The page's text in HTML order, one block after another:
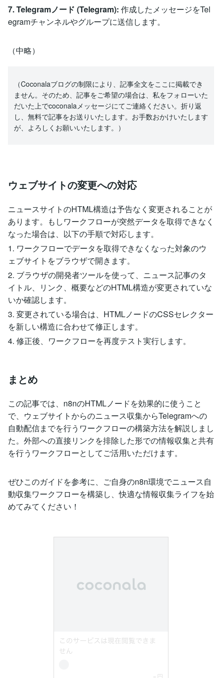
7. Telegramノード (Telegram): 作成したメッセージをTel
egramチャンネルやグループに送信します。
（中略）
（Coconalaブログの制限により、記事全文をここに掲載でき
ません。そのため、記事をご希望の場合は、私をフォローいた
だいた上でcoconalaメッセージにてご連絡ください。折り返
し、無料で記事をお送りいたします。お手数おかけいたします
が、よろしくお願いいたします。）
ウェブサイトの変更への対応
ニュースサイトのHTML構造は予告なく変更されることが
あります。もしワークフローが突然データを取得できなく
なった場合は、以下の手順で対応します。
1. ワークフローでデータを取得できなくなった対象のウ
ェブサイトをブラウザで開きます。
2. ブラウザの開発者ツールを使って、ニュース記事のタ
イトル、リンク、概要などのHTML構造が変更されていな
いか確認します。
3. 変更されている場合は、HTMLノードのCSSセレクター
を新しい構造に合わせて修正します。
4. 修正後、ワークフローを再度テスト実行します。
まとめ
この記事では、n8nのHTMLノードを効果的に使うこと
で、ウェブサイトからのニュース収集からTelegramへの
自動配信までを行うワークフローの構築方法を解説しまし
た。外部への直接リンクを排除した形での情報収集と共有
を行うワークフローとしてご活用いただけます。
ぜひこのガイドを参考に、ご自身のn8n環境でニュース自
動収集ワークフローを構築し、快適な情報収集ライフを始
めてみてください！